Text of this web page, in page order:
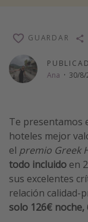
Viajes para
Escapadas
Trabajar en el
Cruceros por el
Hoteles más hot
Guía de equipaje
Parques de
Viaja con
Ana · 30/
GUARDAR
Te presentamos
hoteles mejor
el premio Greek
todo incluido en
sus excelentes
relación calidad-
solo 126€